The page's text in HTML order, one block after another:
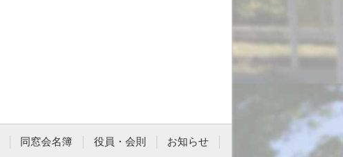
同窓会名簿 役員・会則 お知らせ